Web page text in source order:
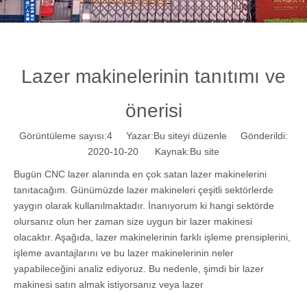
Lazer makinelerinin tanıtımı ve
önerisi
Görüntüleme sayısı:4 Yazar:Bu siteyi düzenle Gönderildi:
2020-10-20 Kaynak:Bu site
Bugün CNC lazer alanında en çok satan lazer makinelerini
tanıtacağım. Günümüzde lazer makineleri çeşitli sektörlerde
yaygın olarak kullanılmaktadır. İnanıyorum ki hangi sektörde
olursanız olun her zaman size uygun bir lazer makinesi
olacaktır. Aşağıda, lazer makinelerinin farklı işleme prensiplerini,
işleme avantajlarını ve bu lazer makinelerinin neler
yapabileceğini analiz ediyoruz. Bu nedenle, şimdi bir lazer
makinesi satın almak istiyorsanız veya lazer